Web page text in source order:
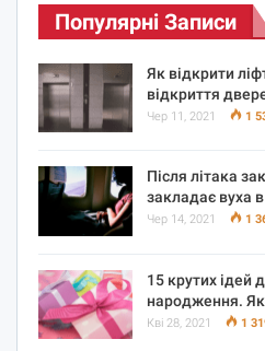
Популярні Записи
Як відкрити
відкриття
Чер 11, 2021 1
Після літака
закладає вуха
Чер 14, 2021 1
15 крутих ідей
народження.
Кві 28, 2021 1